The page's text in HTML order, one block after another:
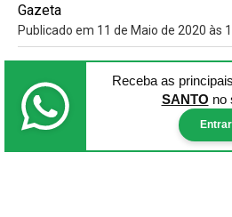
Publicado em 11 de Maio de 2020 às
Receba as
SANTO no